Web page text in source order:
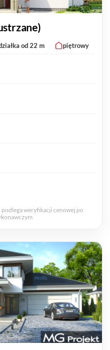
od 22 m piętrowy
weryfikacji cenowej po